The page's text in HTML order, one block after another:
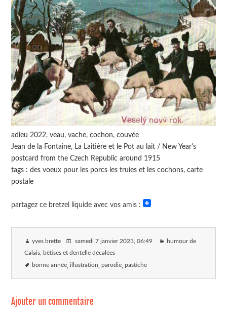
adieu 2022, veau, vache, cochon, couvée
Jean de la Fontaine, La Laitière et le Pot au lait / New Year's
postcard from the Czech Republic around 1915
tags : des voeux pour les porcs les truies et les cochons, carte
postale
partagez ce bretzel liquide avec vos amis :
yves brette samedi 7 janvier 2023 , 06:49 humour de
Calais, bêtises et dentelle décalées
bonne année illustration parodie pastiche
Ajouter un commentaire